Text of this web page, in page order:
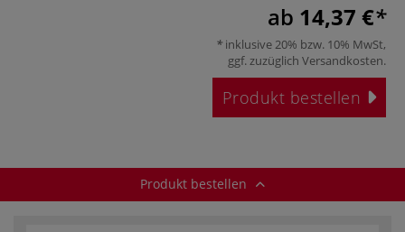
ab 14,37 €
inklusive 20% bzw. 10% MwSt,
ggf. zuzüglich Versandkosten.
Produkt bestellen
Produkt bestellen